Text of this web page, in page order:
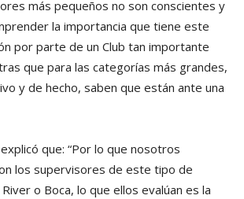
más pequeños no son conscientes y
la importancia que tiene este
por parte de un Club tan importante
que para las categorías más grandes,
y de hecho, saben que están ante una
que: “Por lo que nosotros
los supervisores de este tipo de
o Boca, lo que ellos evalúan es la